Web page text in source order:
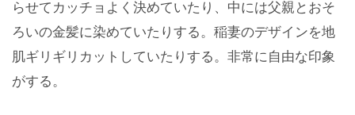
らせてカッチョよく決めていたり、中には父親とおそ
ろいの金髪に染めていたりする。稲妻のデザインを地
肌ギリギリカットしていたりする。非常に自由な印象
がする。